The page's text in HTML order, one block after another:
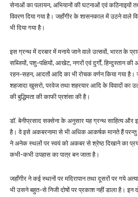
सेनाओं का पलायन, अभियानों की घटनाओं एवं कठिनाइयों
विवरण दिया गया है। जहाँगीर के शासनकाल में उठने वाले
भी दिया गया है।
इस ग्रन्थ में दरबार में मनाये जाने वाले उत्सवों, भारत के
सब्जियों, पशु-पक्षियों, आखेट, नगरों एवं दुर्गों, हिन्दुस्तान
रहन-सहन, आदतों आदि का भी रोचक वर्णन किया गया है।
शहजादा खुसरो, परवेज तथा शहरयार आदि के विवादों का
की बुद्धिमता की काफी प्रशंसा की है।
डॉ. बेनीप्रसाद सक्सेना के अनुसार यह ग्रन्थ साहित्य और
है। वे इसे अकबरनामा से भी अधिक आकर्षक मानते हैं परन्तु
ने अनेक स्थलों पर स्वयं को अकबर से श्रेष्ठ दिखाने का
कभी-कभी उपहास का पात्र बन जाता है।
जहाँगीर ने कई स्थानों पर मदिरापान तथा दूसरों पर गये
भी उसने बहुत-से निजी दोषों पर प्रकाश नहीं डाला है। इन